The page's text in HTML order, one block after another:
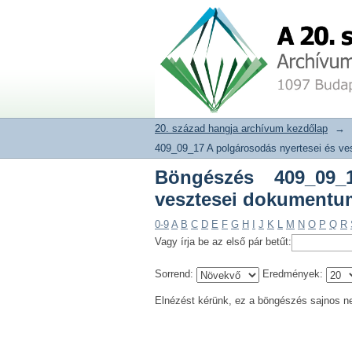
Böngészés
szerint
20. század hangja archívum
20. század hangja archívum kezdőlap →
409_09_17 A polgárosodás nyertesei és
Böngészés
vesztesei
0-9 A B C D E F G H J K L M N O P Q R
Vagy írja be az első pár betűt:
Sorrend: Eredmények:
Elnézést kérünk, ez a böngészés sajnos